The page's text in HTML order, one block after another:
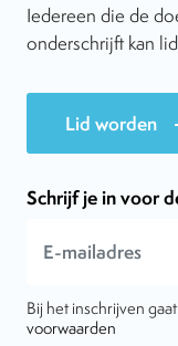
Iedereen die de
onderschrijft kan
Lid worden
Schrijf je in voor
Bij het inschrijven
voorwaarden